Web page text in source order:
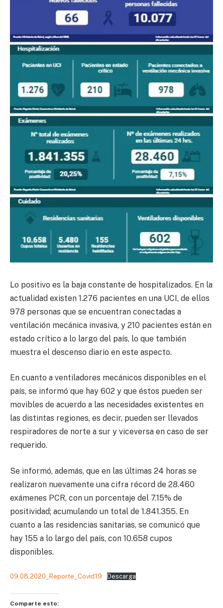
Lo positivo es la baja constante de hospitalizados. En la
actualidad existen 1.276 pacientes en una UCI, de ellos
978 personas que se encuentran conectadas a
ventilación mecánica invasiva, y 210 pacientes están en
estado crítico a lo largo del país, lo que también
muestra el descenso diario en este aspecto.
En cuanto a ventiladores mecánicos disponibles en el
país, se informó que hay 602 y que éstos pueden ser
movibles de acuerdo a las necesidades existentes en
las distintas regiones, es decir, pueden ser llevados
respiradores de norte a sur y viceversa en caso de ser
requerido.
Se informó, además, que en las últimas 24 horas se
realizaron nuevamente una cifra récord de 28.460
exámenes PCR, con un porcentaje del 7.15% de
positividad; acumulando un total de 1.841.355. En
cuanto a las residencias sanitarias, se comunicó que
hay 155 a lo largo del país, con 10.658 cupos
disponibles.
09.08.2020_Reporte_Covid19 Descarga
Comparte esto: